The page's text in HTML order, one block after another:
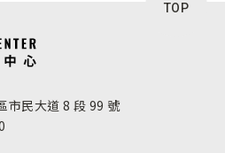
TOP
市民大道 8 段 99 號